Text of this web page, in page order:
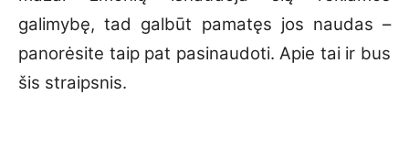
galimybę, tad galbūt pamatęs jos naudas –
panorėsite taip pat pasinaudoti. Apie tai ir bus
šis straipsnis.